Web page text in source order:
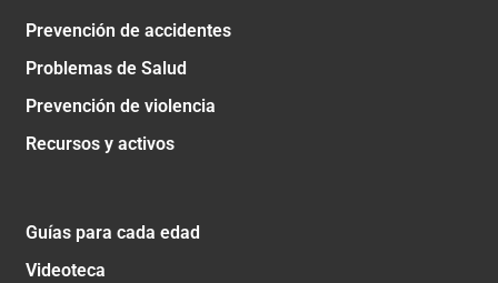
Prevención de accidentes
Problemas de Salud
Prevención de violencia
Recursos y activos
Guías para cada edad
Videoteca